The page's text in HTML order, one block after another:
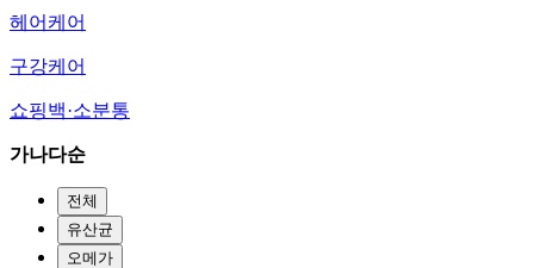
헤어케어
구강케어
쇼핑백·소분통
가나다순
전체
유산균
오메가